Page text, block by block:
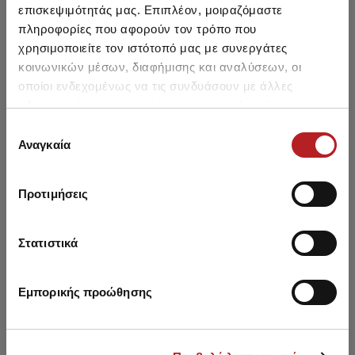
επισκεψιμότητάς μας. Επιπλέον, μοιραζόμαστε
πληροφορίες που αφορούν τον τρόπο που
χρησιμοποιείτε τον ιστότοπό μας με συνεργάτες
κοινωνικών μέσων, διαφήμισης και αναλύσεων, οι
οποίοι ενδεχομένως να τις συνδυάσουν με άλλες
πληροφορίες που τους έχετε παραχωρήσει ή τις οποίες
των υπηρεσιών τους.
συγκατάθεσης
Αναγκαία
Προτιμήσεις
Στατιστικά
Εμπορικής προώθησης
Basic Bralette Top
12,30 €10,45 € -15%